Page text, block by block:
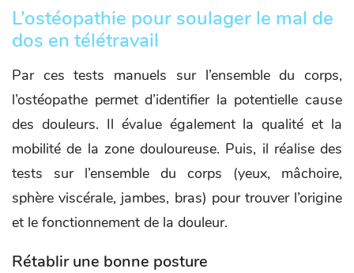
L’ostéopathie pour soulager le mal de
dos en télétravail
Par ces tests manuels sur l’ensemble du corps,
l’ostéopathe permet d’identifier la potentielle cause
des douleurs. Il évalue également la qualité et la
mobilité de la zone douloureuse. Puis, il réalise des
tests sur l’ensemble du corps (yeux, mâchoire,
sphère viscérale, jambes, bras) pour trouver l’origine
et le fonctionnement de la douleur.
Rétablir une bonne posture